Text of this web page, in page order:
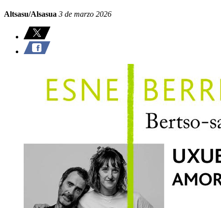
Altsasu/Alsasua 3 de marzo 2026